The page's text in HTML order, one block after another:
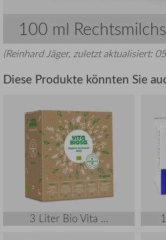
100 ml
(Reinhard Jäger, zuletzt aktualisiert:
Diese Produkte könnten Sie
3 Liter Bio Vita ...